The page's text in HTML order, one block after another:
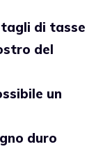
di tasse
del
un
duro